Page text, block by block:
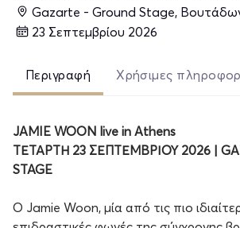
Gazarte - Ground Stage,
23 Σεπτεμβρίου 2026
Περιγραφή Χρήσιμες
JAMIE WOON live in Athens
ΤΕΤΑΡΤΗ 23 ΣΕΠΤΕΜΒΡΙΟΥ 2026 |
STAGE
Ο Jamie Woon, μία από τις πιο